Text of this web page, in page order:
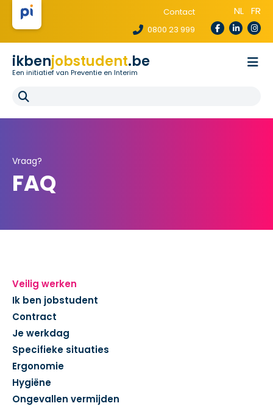
Contact
0800 23 999
NL FR
ikbenjobstudent.be
Een initiatief van Preventie en Interim
Voor uitzendbureaus
Vraag?
FAQ
Veilig werken
Ik ben jobstudent
Contract
Je werkdag
Specifieke situaties
Ergonomie
Hygiëne
Ongevallen vermijden